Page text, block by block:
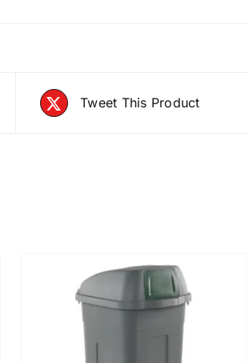
Tweet This Product